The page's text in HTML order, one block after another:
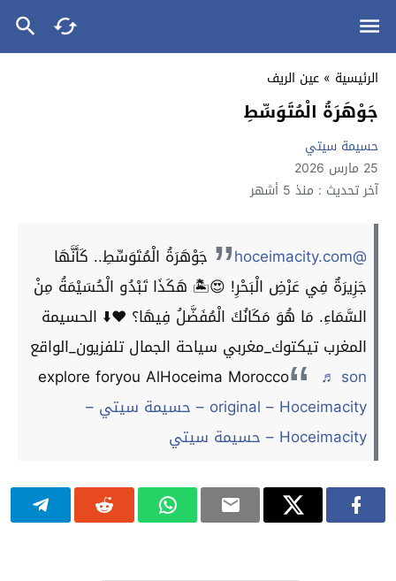
الرئيسية » عين الريف
جَوْهَرَةُ الْمُتَوَسِّطِ
حسيمة سيتي
25 مارس 2026
آخر تحديث : منذ 5 أشهر
@hoceimacity.com
جَوْهَرَةُ الْمُتَوَسِّطِ.. كَأَنَّهَا
جَزِيرَةٌ فِي عَرْضِ الْبَحْرِ! 😍🏝️ هَكَذَا تَبْدُو الْحُسَيْمَةُ مِنْ
السَّمَاءِ. مَا هُوَ مَكَانُكَ الْمُفَضَّلُ فِيهَا؟ ❤️⬇️ الحسيمة
المغرب تيكتوك_مغربي سياحة الجمال تلفزيون_الواقع
explore foryou AlHoceima Morocco
♬ son
original – Hoceimacity – حسيمة سيتي –
Hoceimacity – حسيمة سيتي